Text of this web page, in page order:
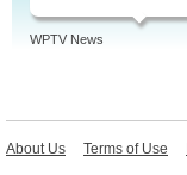
WPTV News
About Us Terms of Use